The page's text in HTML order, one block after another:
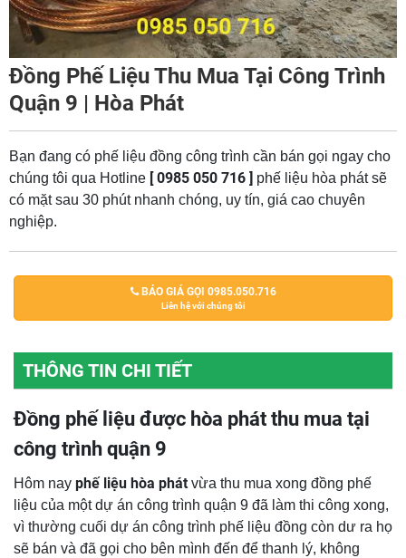
Đồng Phế Liệu Thu Mua Tại Công Trình
Quận 9 | Hòa Phát
Bạn đang có phế liệu đồng công trình cần bán gọi ngay cho
chúng tôi qua Hotline [ 0985 050 716 ] phế liệu hòa phát sẽ
có mặt sau 30 phút nhanh chóng, uy tín, giá cao chuyên
nghiệp.
BÁO GIÁ GỌI 0985.050.716
Liên hệ với chúng tôi
THÔNG TIN CHI TIẾT
Đồng phế liệu được hòa phát thu mua tại
công trình quận 9
Hôm nay phế liệu hòa phát vừa thu mua xong đồng phế
liệu của một dự án công trình quận 9 đã làm thi công xong,
vì thường cuối dự án công trình phế liệu đồng còn dư ra họ
sẽ bán và đã gọi cho bên mình đến để thanh lý, không